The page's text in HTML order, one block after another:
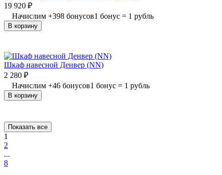
19 920 ₽
Начислим +398 бонусов1 бонус = 1 рубль
В корзину
Шкаф навесной Денвер (NN)
2 280 ₽
Начислим +46 бонусов1 бонус = 1 рубль
В корзину
Показать все
1
2
...
8